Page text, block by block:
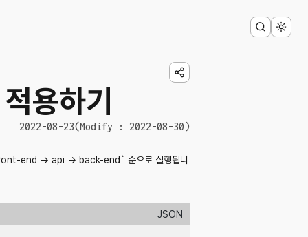
용하기
2022-08-23(Modify : 2022-08-30)
end -> api -> back-end` 순으로 실행됩니
JSON